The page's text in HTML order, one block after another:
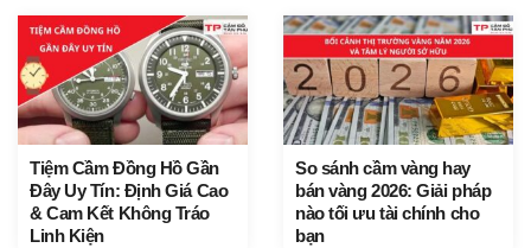
Tiệm Cầm Đồng Hồ Gần
Đây Uy Tín: Định Giá Cao
& Cam Kết Không Tráo
Linh Kiện
So sánh cầm vàng hay
bán vàng 2026: Giải pháp
nào tối ưu tài chính cho
bạn